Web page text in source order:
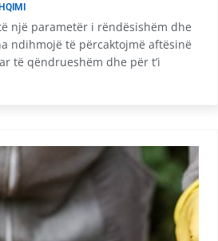
një parametër i rëndësishëm dhe
ndihmojë të përcaktojmë aftësinë
të qëndrueshëm dhe për t’i